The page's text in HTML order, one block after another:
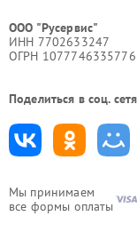
Мы принимаем
все формы оплаты
ООО "Русервис"
ИНН 7702633247
ОГРН 1077746335776
Поделиться в соц.